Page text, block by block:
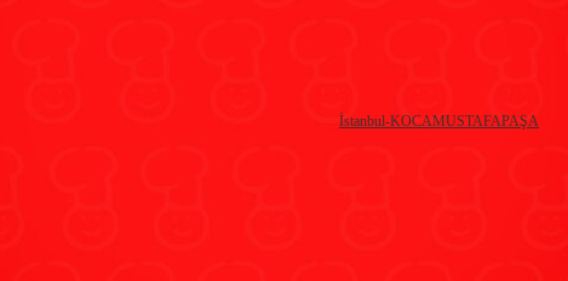
İstanbul-KOCAMUSTAFAPAŞA